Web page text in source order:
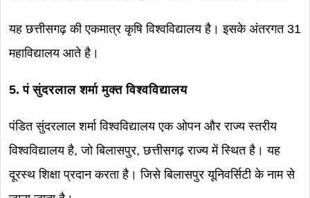
यह छत्तीसगढ़ की एकमात्र कृषि विश्वविद्यालय है। इसके अंतरगत 31
महाविद्यालय आते है।
5. पं सुंदरलाल शर्मा मुक्तविश्वविद्यालय
पंडित सुंदरलाल शर्मा विश्वविद्यालय एक ओपन और राज्य स्तरीय
विश्वविद्यालय है, जो बिलासपुर, छत्तीसगढ़ राज्य में स्थित है। यह
दूरस्थ शिक्षा प्रदान करता है। जिसे बिलासपुर यूनिवर्सिटी के नाम से